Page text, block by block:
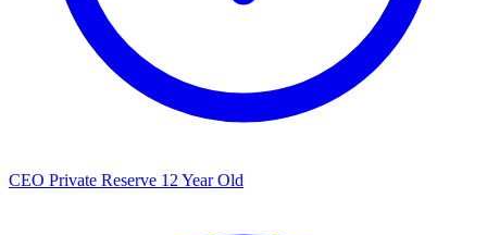
CEO Private Reserve 12 Year Old